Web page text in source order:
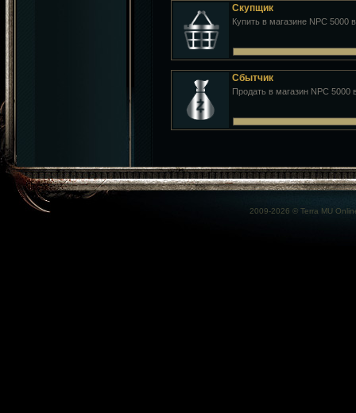
Скупщик
Купить в магазине NPC 5000
Сбытчик
Продать в магазин NPC 5000
2009-2026 © Terra MU